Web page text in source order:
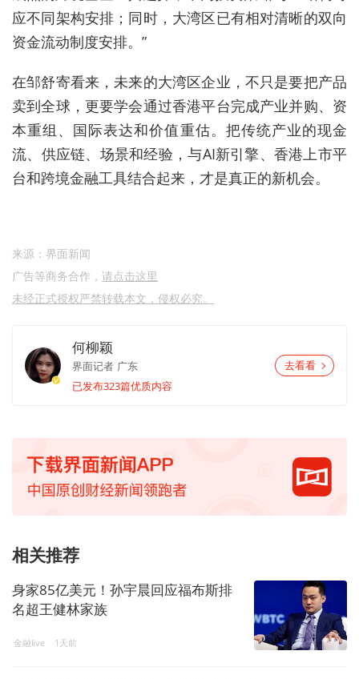
应不同架构安排；同时，大湾区已有相对清晰的双向
资金流动制度安排。”
在邹舒寄看来，未来的大湾区企业，不只是要把产品
卖到全球，更要学会通过香港平台完成产业并购、资
本重组、国际表达和价值重估。把传统产业的现金
流、供应链、场景和经验，与AI新引擎、香港上市平
台和跨境金融工具结合起来，才是真正的新机会。
来源：界面新闻
广告等商务合作， 请点击这里
未经正式授权严禁转载本文，侵权必究。
何柳颖
界面记者 广东
已发布323篇优质内容
去看看
相关推荐
身家85亿美元！孙宇晨回应福布斯排
名超王健林家族
金融live 1天前